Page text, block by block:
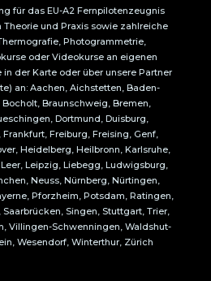
für das EU-A2 Fernpilotenzeugnis
Theorie und Praxis sowie zahlreiche
Photogrammetrie,
oder Videokurse an eigenen
der Karte oder über unsere Partner
an: Aachen, Aichstetten, Baden-
Bocholt, Braunschweig, Bremen,
Dortmund, Duisburg,
Freiburg, Freising, Genf,
Heidelberg, Heilbronn, Karlsruhe,
Leipzig, Liebegg, Ludwigsburg,
Neuss, Nürnberg, Nürtingen,
Pforzheim, Potsdam, Ratingen,
Singen, Stuttgart, Trier,
Villingen-Schwenningen, Waldshut-
Wesendorf, Winterthur, Zürich